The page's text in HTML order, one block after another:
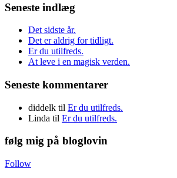
Seneste indlæg
Det sidste år.
Det er aldrig for tidligt.
Er du utilfreds.
At leve i en magisk verden.
Seneste kommentarer
diddelk til Er du utilfreds.
Linda til Er du utilfreds.
følg mig på bloglovin
Follow